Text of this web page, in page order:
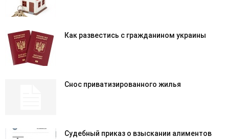
Как развестись с гражданином украины
Снос приватизированного жилья
Судебный приказ о взыскании алиментов